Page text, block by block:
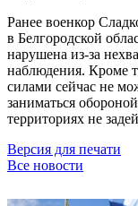
Ранее военкор
в Белгородской
нарушена из-за
наблюдения. Кроме
силами сейчас не
заниматься
территориях не
Версия для печати
Все новости